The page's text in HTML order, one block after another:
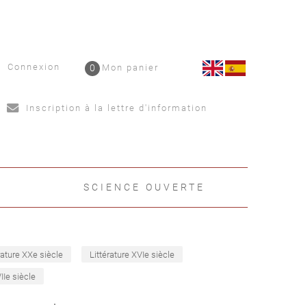
Connexion Mon panier
0
Inscription à la lettre d'information
SCIENCE OUVERTE
XXe siècle Littérature XVIe siècle
siècle